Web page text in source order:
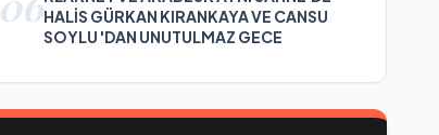
HALİS GÜRKAN KIRANKAYA VE CANSU
SOYLU 'DAN UNUTULMAZ GECE